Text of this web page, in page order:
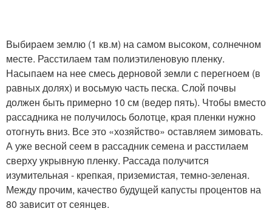
Выбираем землю (1 кв.м) на самом высоком, солнечном
месте. Расстилаем там полиэтиленовую пленку.
Насыпаем на нее смесь дерновой земли с перегноем (в
равных долях) и восьмую часть песка. Слой почвы
должен быть примерно 10 см (ведер пять). Чтобы вместо
рассадника не получилось болотце, края пленки нужно
отогнуть вниз. Все это «хозяйство» оставляем зимовать.
А уже весной сеем в рассадник семена и расстилаем
сверху укрывную пленку. Рассада получится
изумительная - крепкая, приземистая, темно-зеленая.
Между прочим, качество будущей капусты процентов на
80 зависит от сеянцев.